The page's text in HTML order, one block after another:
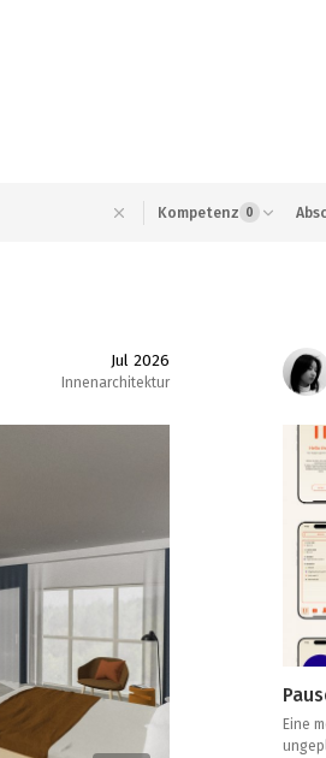
Kompetenz 0
Jul 2026
Innenarchitektur
Eine